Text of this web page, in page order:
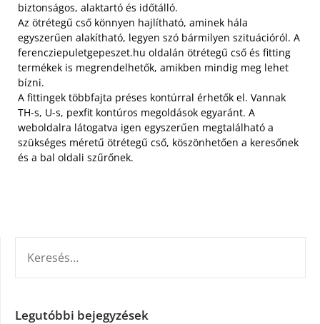
biztonságos, alaktartó és időtálló.
Az ötrétegű cső könnyen hajlítható, aminek hála
egyszerűen alakítható, legyen szó bármilyen szituációról. A
ferencziepuletgepeszet.hu oldalán ötrétegű cső és fitting
termékek is megrendelhetők, amikben mindig meg lehet
bízni.
A fittingek többfajta préses kontúrral érhetők el. Vannak
TH-s, U-s, pexfit kontúros megoldások egyaránt. A
weboldalra látogatva igen egyszerűen megtalálható a
szükséges méretű ötrétegű cső, köszönhetően a keresőnek
és a bal oldali szűrőnek.
Legutóbbi bejegyzések